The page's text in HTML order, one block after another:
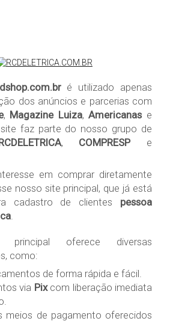
é utilizado apenas
dos anúncios e parcerias com
, Magazine Luiza,Americanase
faz parte do nosso grupo de
, COMPRESPe
em comprar diretamente
nosso site principal, que já está
cadastro de clientes pessoa
.
oferece diversas
como:
de forma rápida e fácil.
via Pixcom liberação imediata
meios de pagamento oferecidos